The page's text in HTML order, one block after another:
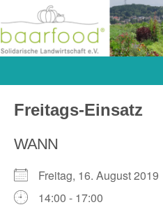
Freitags-Einsatz
WANN
Freitag, 16. August 2019
14:00 - 17:00